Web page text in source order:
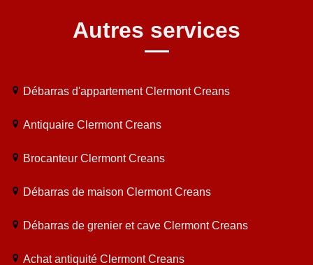
Autres services
Débarras d'appartement Clermont Creans
Antiquaire Clermont Creans
Brocanteur Clermont Creans
Débarras de maison Clermont Creans
Débarras de grenier et cave Clermont Creans
Achat antiquité Clermont Creans